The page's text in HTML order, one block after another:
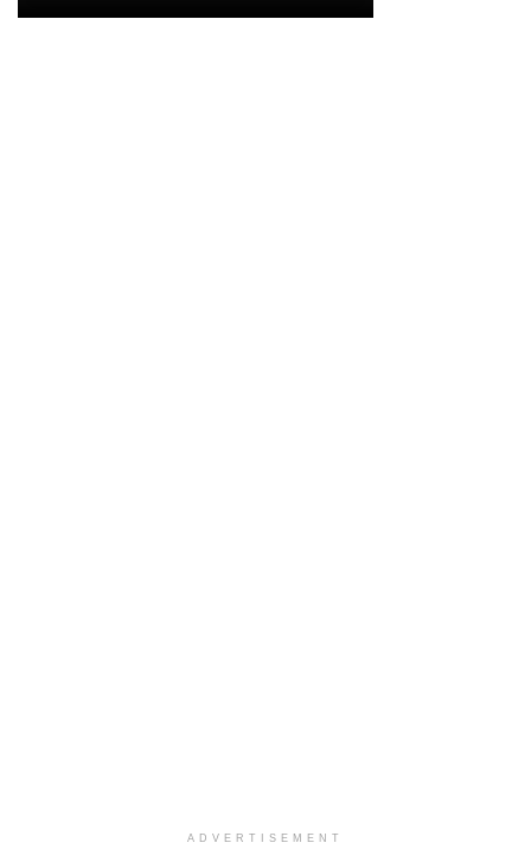
ADVERTISEMENT